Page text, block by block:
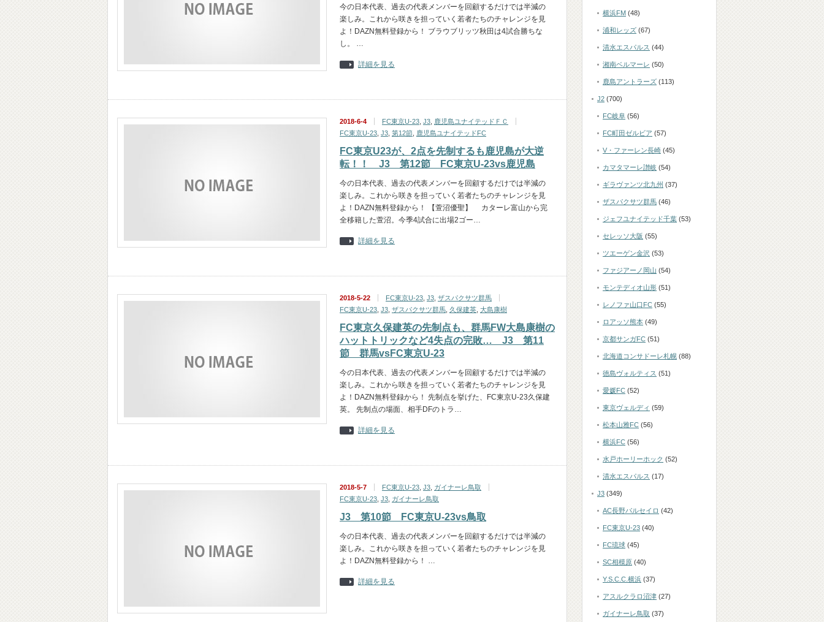
今の日本代表、過去の代表メンバーを回顧するだけでは半減の
楽しみ。これから咲きを担っていく若者たちのチャレンジを見
よ！DAZN無料登録から！ ブラウブリッツ秋田は4試合勝ちな
し。 …
詳細を見る
2018-6-4 FC東京U-23 J3 鹿児島ユナイテッドＦＣ
FC東京U-23 J3 第12節 鹿児島ユナイテッドFC
FC東京U23が、2点を先制するも鹿児島が大逆
転！！ J3 第12節 FC東京U-23vs鹿児島
今の日本代表、過去の代表メンバーを回顧するだけでは半減の
楽しみ。これから咲きを担っていく若者たちのチャレンジを見
よ！DAZN無料登録から！ 【萱沼優聖】 カターレ富山から完
全移籍した萱沼。今季4試合に出場2ゴー…
詳細を見る
2018-5-22 FC東京U-23 J3 ザスパクサツ群馬
FC東京U-23 J3 ザスパクサツ群馬 久保建英 大島康樹
FC東京久保建英の先制点も、群馬FW大島康樹の
ハットトリックなど4失点の完敗… J3 第11
節 群馬vsFC東京U-23
今の日本代表、過去の代表メンバーを回顧するだけでは半減の
楽しみ。これから咲きを担っていく若者たちのチャレンジを見
よ！DAZN無料登録から！ 先制点を挙げた、FC東京U-23久保建
英。 先制点の場面、相手DFのトラ…
詳細を見る
2018-5-7 FC東京U-23 J3 ガイナーレ鳥取
FC東京U-23 J3 ガイナーレ鳥取
J3 第10節 FC東京U-23vs鳥取
今の日本代表、過去の代表メンバーを回顧するだけでは半減の
楽しみ。これから咲きを担っていく若者たちのチャレンジを見
よ！DAZN無料登録から！ …
詳細を見る
横浜FM (48)
浦和レッズ (67)
清水エスパルス (44)
湘南ベルマーレ (50)
鹿島アントラーズ (113)
J2 (700)
FC岐阜 (56)
FC町田ゼルビア (57)
V・ファーレン長崎 (45)
カマタマーレ讃岐 (54)
ギラヴァンツ北九州 (37)
ザスパクサツ群馬 (46)
ジェフユナイテッド千葉 (53)
セレッソ大阪 (55)
ツエーゲン金沢 (53)
ファジアーノ岡山 (54)
モンテディオ山形 (51)
レノファ山口FC (55)
ロアッソ熊本 (49)
京都サンガFC (51)
北海道コンサドーレ札幌 (88)
徳島ヴォルティス (51)
愛媛FC (52)
東京ヴェルディ (59)
松本山雅FC (56)
横浜FC (56)
水戸ホーリーホック (52)
清水エスパルス (17)
J3 (349)
AC長野パルセイロ (42)
FC東京U-23 (40)
FC琉球 (45)
SC相模原 (40)
Y.S.C.C.横浜 (37)
アスルクラロ沼津 (27)
ガイナーレ鳥取 (37)